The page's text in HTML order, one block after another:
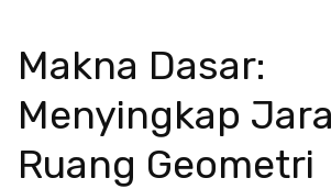
Makna Dasar:
Menyingkap
Ruang Geometri